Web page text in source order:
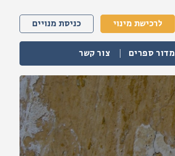
לרכישת מינוי כניסת מנויים
מדור ספרים
צור קשר